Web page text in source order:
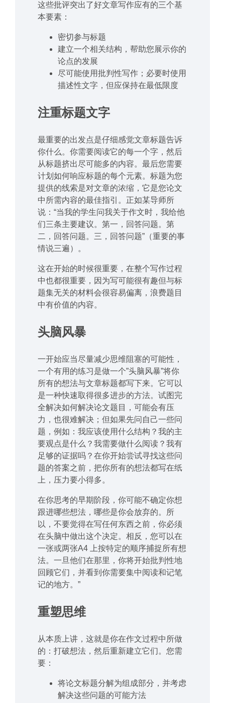
这些批评突出了好文章写作应有的三个基
本要素：
密切参与标题
建立一个相关结构，帮助您展示你的
论点的发展
尽可能使用批判性写作；必要时使用
描述性文字，但应保持在最低限度
注重标题文字
最重要的出发点是仔细感觉文章标题告诉
你什么。你需要阅读它的每一个字，然后
从标题挤出尽可能多的内容。最后您需要
计划如何响应标题的每个元素。标题为您
提供的线索是对文章的浓缩，它是您论文
中所需内容的最佳指引。正如某导师所
说：“当我的学生问我关于作文时，我给他
们三条主要建议。第一，回答问题。第
二，回答问题。三，回答问题”（重要的事
情说三遍）。
这在开始的时候很重要，在整个写作过程
中也都很重要，因为写可能很有趣但与标
题集无关的材料会很容易偏离，浪费题目
中有价值的内容。
头脑风暴
一开始应当尽量减少思维阻塞的可能性，
一个有用的练习是做一个”头脑风暴”将你
所有的想法与文章标题都写下来。它可以
是一种快速取得很多进步的方法。试图完
全解决如何解决论文题目，可能会有压
力，也很难解决；但如果先问自己一些问
题，例如：我应该使用什么结构？我的主
要观点是什么？我需要做什么阅读？我有
足够的证据吗？在你开始尝试寻找这些问
题的答案之前，把你所有的想法都写在纸
上，压力要小得多。
在你思考的早期阶段，你可能不确定你想
跟进哪些想法，哪些是你会放弃的。所
以，不要觉得在写任何东西之前，你必须
在头脑中做出这个决定。相反，您可以在
一张或两张A4 上按特定的顺序捕捉所有想
法。一旦他们在那里，你将开始批判性地
回顾它们，并看到你需要集中阅读和记笔
记的地方。”
重塑思维
从本质上讲，这就是你在作文过程中所做
的：打破想法，然后重新建立它们。您需
要：
将论文标题分解为组成部分，并考虑
解决这些问题的可能方法